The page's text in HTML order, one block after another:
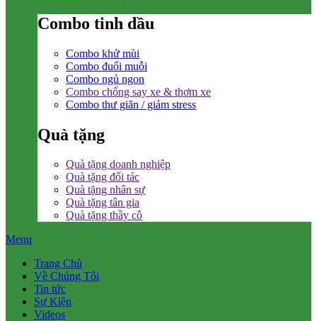
Combo tinh dầu
Combo khử mùi
Combo đuổi muỗi
Combo ngủ ngon
Combo chống say xe & thơm xe
Combo thư giãn / giảm stress
Quà tặng
Quà tặng doanh nghiệp
Quà tặng đối tác
Quà tặng nhân sự
Quà tặng tân gia
Quà tặng thầy cô
Menu
Trang Chủ
Về Chúng Tôi
Tin tức
Sự Kiện
Videos